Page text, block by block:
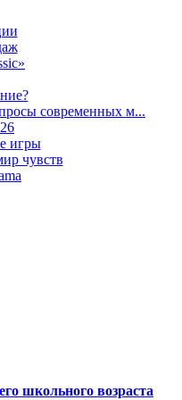
современных м...
игры
чувств
школьного возраста